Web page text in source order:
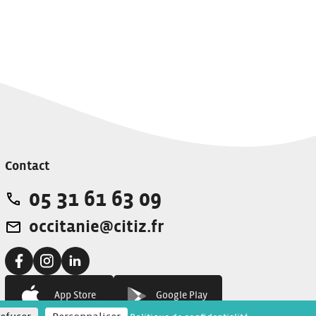
Contact
Téléphone:
05 31 61 63 09
Adresse e-mail:
occitanie@citiz.fr
Facebook:Instagram:LinkedIn:
App Store Google Play